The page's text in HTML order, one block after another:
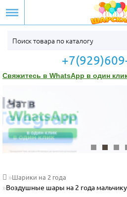
Свяжитесь в WhatsApp в один
Шарики на 2 года
Воздушные шары на 2 года мальчику